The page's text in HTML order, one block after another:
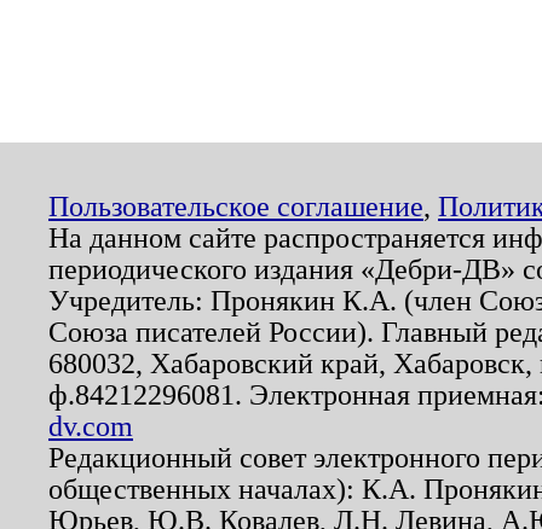
Пользовательское соглашение,
На данном сайте распространяется
периодического издания «Дебри-ДВ»
Учредитель: Пронякин К.А. (член
Союза писателей России). Главный
680032, Хабаровский край,
ф.84212296081. Электронная
dv.com
Редакционный совет электронного
общественных началах): К.А.
Юрьев, Ю.В. Ковалев, Л.Н. Левина,